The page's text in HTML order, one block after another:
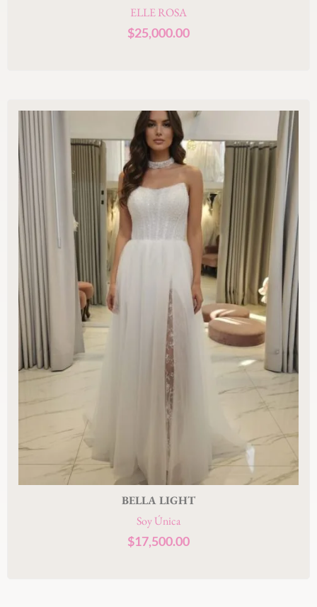
ELLE ROSA
$25,000.00
BELLA LIGHT
Soy Única
$17,500.00